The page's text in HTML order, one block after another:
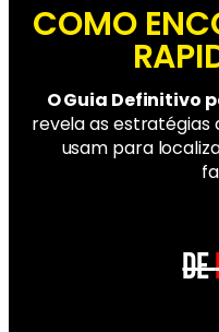
COMO
O Guia Definitivo
revela as estratégias
usam para
DE